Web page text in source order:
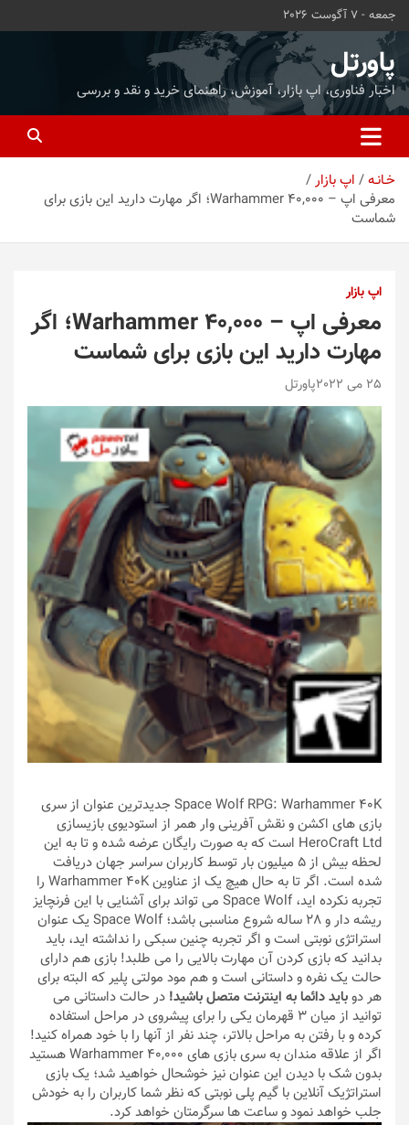
محتوا
بروید
جمعه - 7 آگوست 2026
پاورتل
اخبار فناوری، اپ بازار، آموزش، راهنمای خرید و نقد و بررسی
خـانـه
اپ بازار
معرفی اپ – Warhammer 40,000؛ اگر مهارت دارید این بازی برای
شماست
اپ بازار
معرفی اپ – Warhammer 40,000؛ اگر
مهارت دارید این بازی برای شماست
25 می 2022 پاورتل
Space Wolf RPG: Warhammer 40K جدیدترین عنوان از سری
بازی های اکشن و نقش آفرینی وار همر از استودیوی بازیسازی
HeroCraft Ltd است که به صورت رایگان عرضه شده و تا به این
لحظه بیش از 5 میلیون بار توسط کاربران سراسر جهان دریافت
شده است. اگر تا به حال هیچ یک از عناوین Warhammer 40K را
تجربه نکرده اید، Space Wolf می تواند برای آشنایی با این فرنچایز
ریشه دار و 28 ساله شروع مناسبی باشد؛ Space Wolf یک عنوان
استراتژی نوبتی است و اگر تجربه چنین سبکی را نداشته اید، باید
بدانید که بازی کردن آن مهارت بالایی را می طلبد! بازی هم دارای
حالت یک نفره و داستانی است و هم مود مولتی پلیر که البته برای
هر دوباید دائما به اینترنت متصل باشید! در حالت داستانی می
توانید از میان 3 قهرمان یکی را برای پیشروی در مراحل استفاده
کرده و با رفتن به مراحل بالاتر، چند نفر از آنها را با خود همراه کنید!
اگر از علاقه مندان به سری بازی های Warhammer 40,000 هستید
بدون شک با دیدن این عنوان نیز خوشحال خواهید شد؛ یک بازی
استراتژیک آنلاین با گیم پلی نوبتی که نظر شما کاربران را به خودش
جلب خواهد نمود و ساعت ها سرگرمتان خواهد کرد.